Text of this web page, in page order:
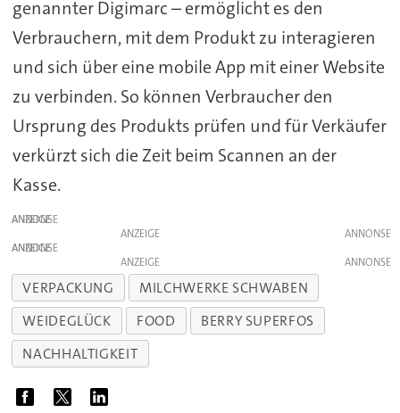
genannter Digimarc – ermöglicht es den
Verbrauchern, mit dem Produkt zu interagieren
und sich über eine mobile App mit einer Website
zu verbinden. So können Verbraucher den
Ursprung des Produkts prüfen und für Verkäufer
verkürzt sich die Zeit beim Scannen an der
Kasse.
ANZEIGE
ANZEIGE
ANZEIGE
ANZEIGE
VERPACKUNG
MILCHWERKE SCHWABEN
WEIDEGLÜCK
FOOD
BERRY SUPERFOS
NACHHALTIGKEIT